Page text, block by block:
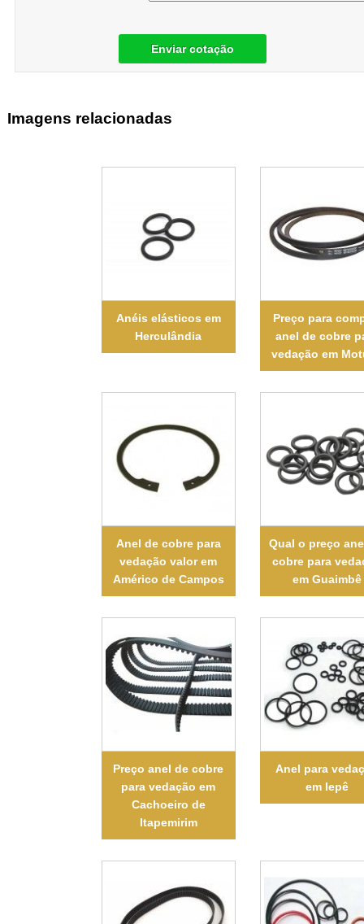
Enviar cotação
Imagens relacionadas
Anéis elásticos em
Herculândia
Preço para
anel de cobre
vedação em
Anel de cobre para
vedação valor em
Américo de Campos
Qual o preço
cobre para
em Guaimbê
Preço anel de cobre
para vedação em
Cachoeiro de
Itapemirim
Anel para
em Iepê